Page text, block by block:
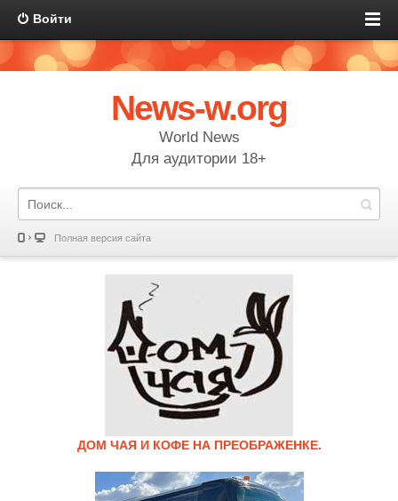
Войти
News-w.org
World News
Для аудитории 18+
Полная версия сайта
ДОМ ЧАЯ И КОФЕ НА ПРЕОБРАЖЕНКЕ.